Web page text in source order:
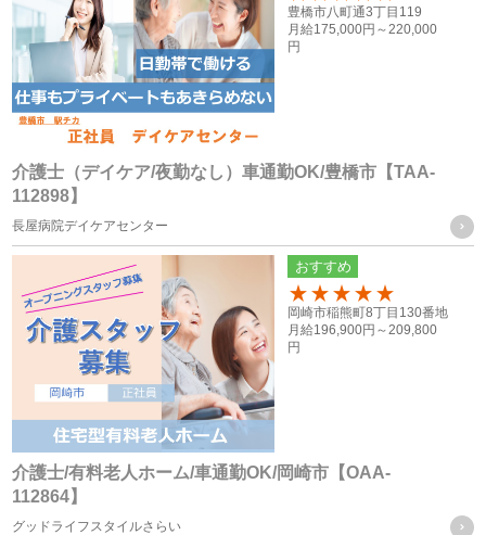
（１） ご本人様の同意がある場合
（２） 法令に基づく場合
（３） 人の生命、身体又は財産の保護のために必要がある場
合であって、ご本人様の同意を得ることが困難な場合
（４） 公衆衛生の向上又は児童の健全な育成の推進のために
特に必要がある場合であって、ご本人様の同意を得ることが
困難な場合
（５） 国の機関もしくは地方公共団体又はその委託を受けた
者が法令の定める事務を遂行することに対して協力する必要
がある場合であって、ご本人様の同意を得ることによって当
該事務の遂行に支障を及ぼすおそれがある場合
（６） 業務を円滑に遂行するため、利用目的の達成に必要な
範囲内で個人情報の取扱いの全部又は一部を委託する場合
個人情報の共同利用
介護士（デイケア/夜勤なし）車通勤OK/豊橋市【TAA-
112898】
長屋病院デイケアセンター
100
豊橋市八町通3丁目119
月給175,000円～ 220,000
円
介護士/有料老人ホーム/車通勤OK/岡崎市【OAA-
112864】
グッドライフスタイルさらい
おすすめ
100
岡崎市稲熊町8丁目130番地
月給196,900円～ 209,800
円